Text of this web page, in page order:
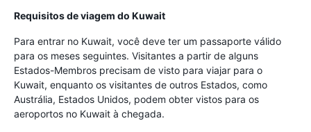
Requisitos de viagem do Kuwait
Para entrar no Kuwait, você deve ter um passaporte válido
para os meses seguintes. Visitantes a partir de alguns
Estados-Membros precisam de visto para viajar para o
Kuwait, enquanto os visitantes de outros Estados, como
Austrália, Estados Unidos, podem obter vistos para os
aeroportos no Kuwait à chegada.